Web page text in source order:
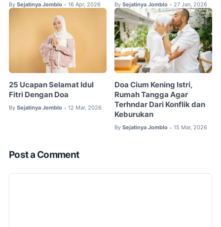
By Sejatinya Jomblo • 16 Apr, 2026 By Sejatinya Jomblo • 27 Jan, 2026
25 Ucapan Selamat Idul
Fitri Dengan Doa
By Sejatinya Jomblo • 12 Mar, 2026
Doa Cium Kening Istri,
Rumah Tangga Agar
Terhndar Dari Konflik dan
Keburukan
By Sejatinya Jomblo • 15 Mar, 2026
Post a Comment